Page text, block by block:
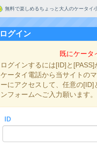
無料で楽しめるちょっと大人のケータイ
ログイン
既にケータ
ログインするには[ID]と
ケータイ電話から当サイトの
ーにアクセスして、任意の[ID]
ンフォームへご入力願います。
ID